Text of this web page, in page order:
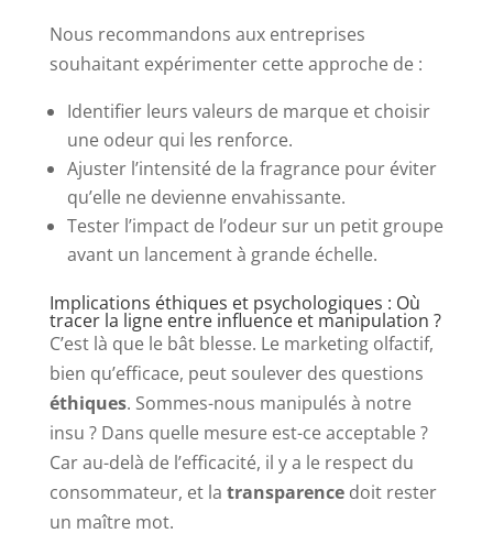
Nous recommandons aux entreprises
souhaitant expérimenter cette approche de :
Identifier leurs valeurs de marque et choisir
une odeur qui les renforce.
Ajuster l’intensité de la fragrance pour éviter
qu’elle ne devienne envahissante.
Tester l’impact de l’odeur sur un petit groupe
avant un lancement à grande échelle.
Implications éthiques et psychologiques : Où
tracer la ligne entre influence et manipulation ?
C’est là que le bât blesse. Le marketing olfactif,
bien qu’efficace, peut soulever des questions
éthiques. Sommes-nous manipulés à notre
insu ? Dans quelle mesure est-ce acceptable ?
Car au-delà de l’efficacité, il y a le respect du
consommateur, et la transparencedoit rester
un maître mot.